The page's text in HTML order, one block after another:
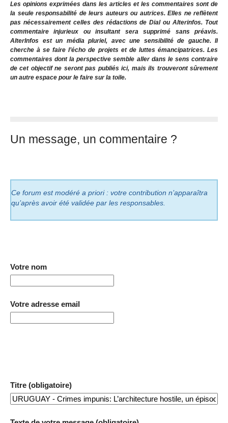
Les opinions exprimées dans les articles et les commentaires sont de
la seule responsabilité de leurs auteurs ou autrices. Elles ne reflètent
pas nécessairement celles des rédactions de Dial ou Alterinfos. Tout
commentaire injurieux ou insultant sera supprimé sans préavis.
AlterInfos est un média pluriel, avec une sensibilité de gauche. Il
cherche à se faire l’écho de projets et de luttes émancipatrices. Les
commentaires dont la perspective semble aller dans le sens contraire
de cet objectif ne seront pas publiés ici, mais ils trouveront sûrement
un autre espace pour le faire sur la toile.
Un message, un commentaire ?
Ce forum est modéré a priori : votre contribution n’apparaîtra
qu’après avoir été validée par les responsables.
Votre nom
Votre adresse email
Titre (obligatoire)